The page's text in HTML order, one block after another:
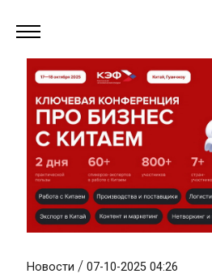
Новости / 07-10-2025 04:26